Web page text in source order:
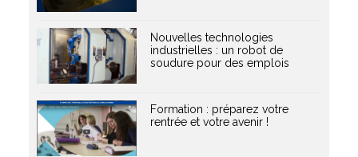
Nouvelles technologies
industrielles : un robot de
soudure pour des emplois
Formation : préparez votre
rentrée et votre avenir !